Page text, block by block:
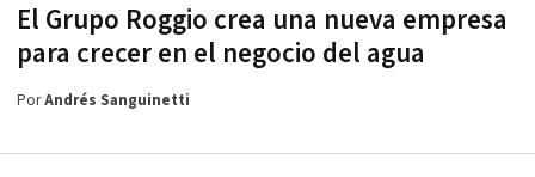
El Grupo Roggio crea una nueva empresa
para crecer en el negocio del agua
PorAndrés Sanguinetti